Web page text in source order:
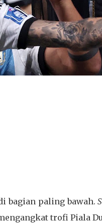
bagian paling bawah.
trofi Piala